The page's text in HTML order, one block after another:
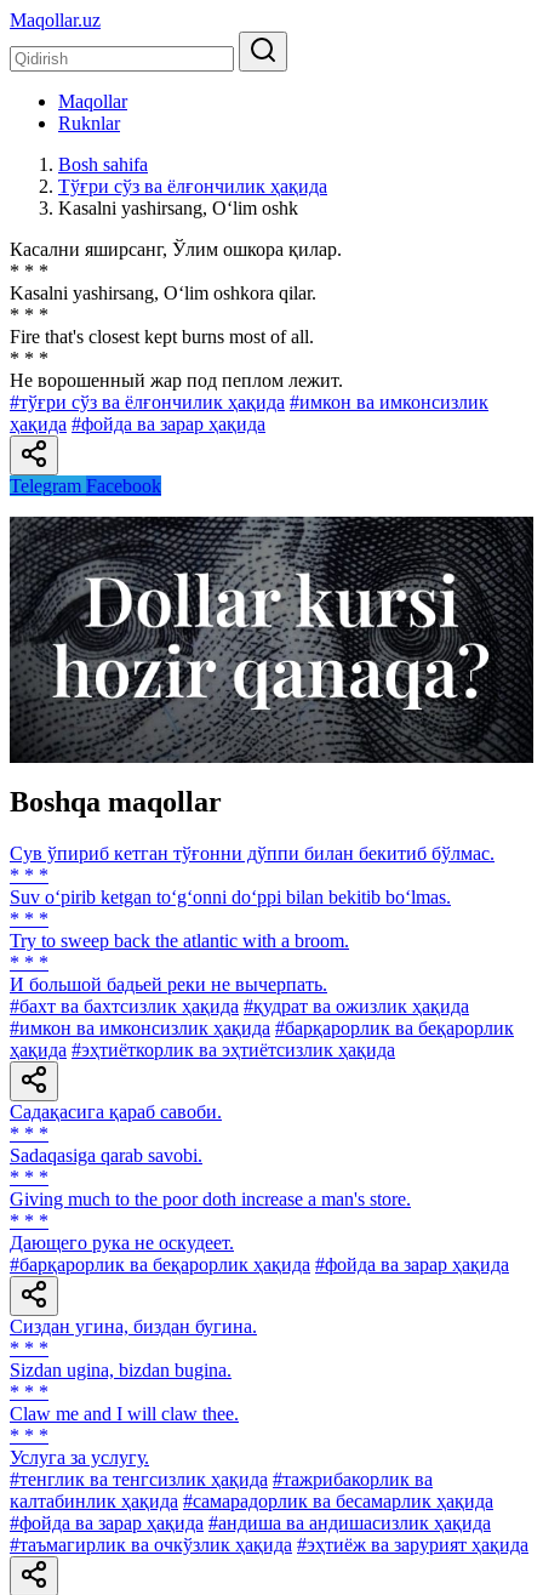
Maqollar.uz
Maqollar
Ruknlar
Bosh sahifa
Тўғри сўз ва ёлғончилик ҳақида
Kasalni yashirsang, O‘lim oshk
Касални яширсанг, Ўлим ошкора қилар.
* * *
Kasalni yashirsang, O‘lim oshkora qilar.
* * *
Fire that's closest kept burns most of all.
* * *
He ворошенный жар под пеплом лежит.
#тўғри сўз ва ёлғончилик ҳақида #имкон ва имконсизлик
ҳақида #фойда ва зарар ҳақида
Telegram Facebook
Boshqa maqollar
Сув ўпириб кетган тўғонни дўппи билан бекитиб бўлмас.
* * *
Suv o‘pirib ketgan to‘g‘onni do‘ppi bilan bekitib bo‘lmas.
* * *
Try to sweep back the atlantic with a broom.
* * *
И большой бадьей реки не вычерпать.
#бахт ва бахтсизлик ҳақида #қудрат ва ожизлик ҳақида
#имкон ва имконсизлик ҳақида #барқарорлик ва беқарорлик
ҳақида #эҳтиёткорлик ва эҳтиётсизлик ҳақида
Садақасига қараб савоби.
* * *
Sadaqasiga qarab savobi.
* * *
Giving much to the poor doth increase a man's store.
* * *
Дающего рука не оскудеет.
#барқарорлик ва беқарорлик ҳақида #фойда ва зарар ҳақида
Сиздан угина, биздан бугина.
* * *
Sizdan ugina, bizdan bugina.
* * *
Claw me and I will claw thee.
* * *
Услуга за услугу.
#тенглик ва тенгсизлик ҳақида #тажрибакорлик ва
калтабинлик ҳақида #самарадорлик ва бесамарлик ҳақида
#фойда ва зарар ҳақида #андиша ва андишасизлик ҳақида
#таъмагирлик ва очкўзлик ҳақида #эҳтиёж ва зарурият ҳақида